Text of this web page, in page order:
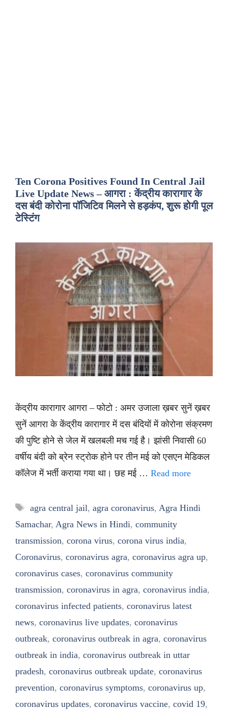
Ten Corona Positives Found In Central Jail
Live Update News – आगरा : केंद्रीय कारागार के
दस बंदी कोरोना पॉजिटिव मिलने से हड़कंप, शुरू होगी पूल
टेस्टिंग
केंद्रीय कारागार आगरा – फोटो : अमर उजाला ख़बर सुनें ख़बर
सुनें आगरा के केंद्रीय कारागार में दस बंदियों में कोरोना संक्रमण
की पुष्टि होने से जेल में खलबली मच गई है। झांसी निवासी 60
वर्षीय बंदी को ब्रेन स्ट्रोक होने पर तीन मई को एसएन मेडिकल
कॉलेज में भर्ती कराया गया था। छह मई … Read more
Tags
agra central jail, agra coronavirus, Agra Hindi
Samachar, Agra News in Hindi, community
transmission, corona virus, corona virus india,
Coronavirus, coronavirus agra, coronavirus agra up,
coronavirus cases, coronavirus community
transmission, coronavirus in agra, coronavirus india,
coronavirus infected patients, coronavirus latest
news, coronavirus live updates, coronavirus
outbreak, coronavirus outbreak in agra, coronavirus
outbreak in india, coronavirus outbreak in uttar
pradesh, coronavirus outbreak update, coronavirus
prevention, coronavirus symptoms, coronavirus up,
coronavirus updates, coronavirus vaccine, covid 19,